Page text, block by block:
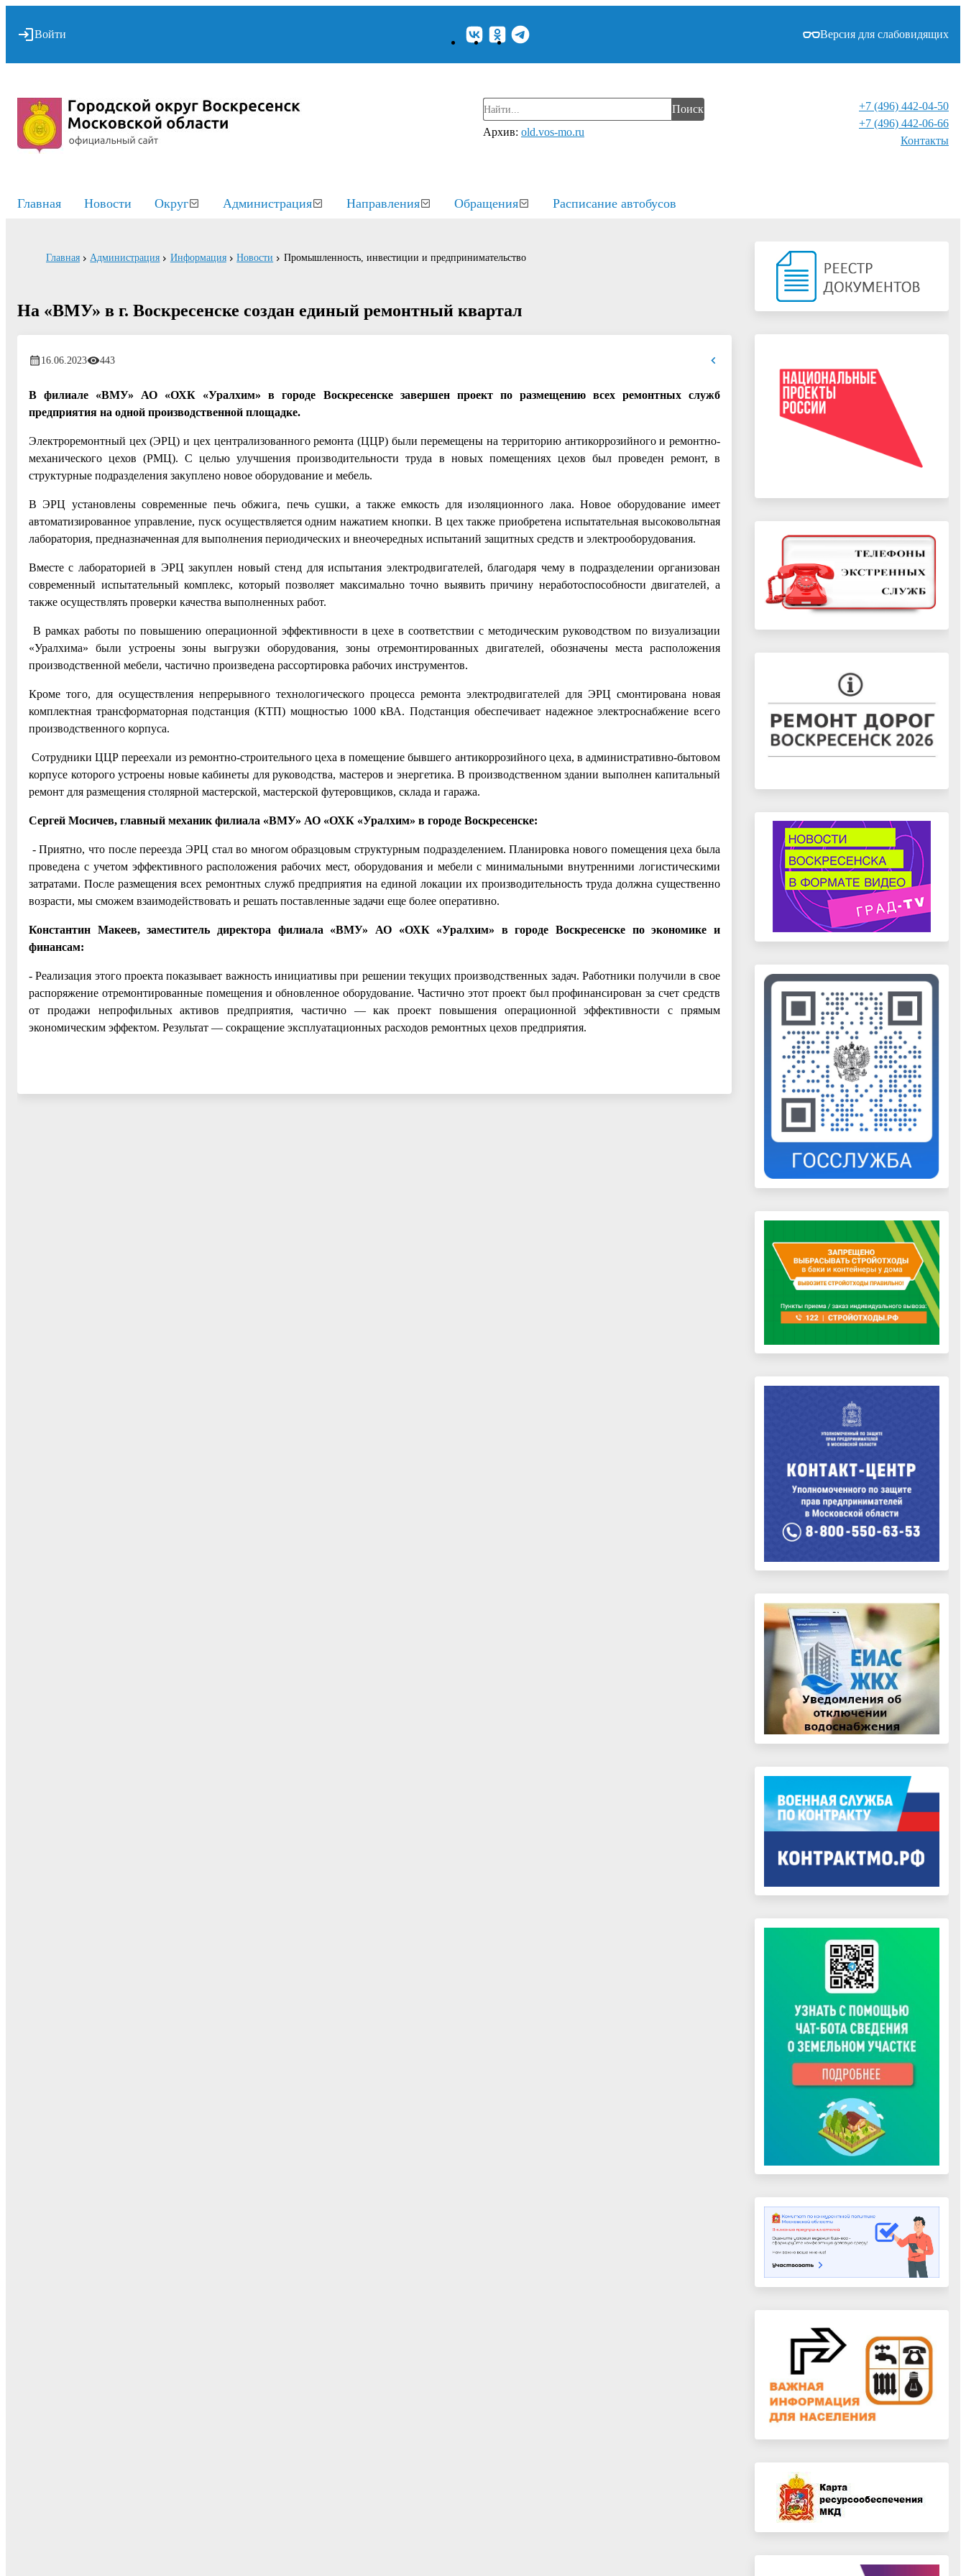
Войти Версия для слабовидящих
Поиск
Архив: old.vos-mo.ru
+7 (496) 442-04-50
+7 (496) 442-06-66
Контакты⁠
Главная Новости Округ Администрация Направления Обращения Расписание автобусов
Главная Администрация Информация Новости Промышленность, инвестиции и предпринимательство
На «ВМУ» в г. Воскресенске создан единый ремонтный квартал
16.06.2023 443
В филиале «ВМУ» АО «ОХК «Уралхим» в городе Воскресенске завершен проект по размещению всех ремонтных служб
предприятия на одной производственной площадке.
Электроремонтный цех (ЭРЦ) и цех централизованного ремонта (ЦЦР) были перемещены на территорию антикоррозийного и ремонтно-
механического цехов (РМЦ). С целью улучшения производительности труда в новых помещениях цехов был проведен ремонт, в
структурные подразделения закуплено новое оборудование и мебель.
В ЭРЦ установлены современные печь обжига, печь сушки, а также емкость для изоляционного лака. Новое оборудование имеет
автоматизированное управление, пуск осуществляется одним нажатием кнопки. В цех также приобретена испытательная высоковольтная
лаборатория, предназначенная для выполнения периодических и внеочередных испытаний защитных средств и электрооборудования.
Вместе с лабораторией в ЭРЦ закуплен новый стенд для испытания электродвигателей, благодаря чему в подразделении организован
современный испытательный комплекс, который позволяет максимально точно выявить причину неработоспособности двигателей, а
также осуществлять проверки качества выполненных работ.
В рамках работы по повышению операционной эффективности в цехе в соответствии с методическим руководством по визуализации
«Уралхима» были устроены зоны выгрузки оборудования, зоны отремонтированных двигателей, обозначены места расположения
производственной мебели, частично произведена рассортировка рабочих инструментов.
Кроме того, для осуществления непрерывного технологического процесса ремонта электродвигателей для ЭРЦ смонтирована новая
комплектная трансформаторная подстанция (КТП) мощностью 1000 кВА. Подстанция обеспечивает надежное электроснабжение всего
производственного корпуса.
Сотрудники ЦЦР переехали из ремонтно-строительного цеха в помещение бывшего антикоррозийного цеха, в административно-бытовом
корпусе которого устроены новые кабинеты для руководства, мастеров и энергетика. В производственном здании выполнен капитальный
ремонт для размещения столярной мастерской, мастерской футеровщиков, склада и гаража.
Сергей Мосичев, главный механик филиала «ВМУ» АО «ОХК «Уралхим» в городе Воскресенске:
-Приятно, что после переезда ЭРЦ стал во многом образцовым структурным подразделением. Планировка нового помещения цеха была
проведена с учетом эффективного расположения рабочих мест, оборудования и мебели с минимальными внутренними логистическими
затратами. После размещения всех ремонтных служб предприятия на единой локации их производительность труда должна существенно
возрасти, мы сможем взаимодействовать и решать поставленные задачи еще более оперативно.
Константин Макеев, заместитель директора филиала «ВМУ» АО «ОХК «Уралхим» в городе Воскресенске по экономике и
финансам:
- Реализация этого проекта показывает важность инициативы при решении текущих производственных задач. Работники получили в свое
распоряжение отремонтированные помещения и обновленное оборудование. Частично этот проект был профинансирован за счет средств
от продажи непрофильных активов предприятия, частично — как проект повышения операционной эффективности с прямым
экономическим эффектом. Результат — сокращение эксплуатационных расходов ремонтных цехов предприятия.